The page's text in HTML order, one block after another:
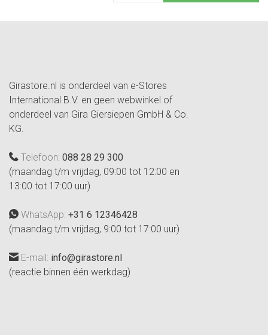
Girastore.nl is onderdeel van e-Stores
International B.V. en geen webwinkel of
onderdeel van Gira Giersiepen GmbH & Co.
KG.
Telefoon: 088 28 29 300
(maandag t/m vrijdag, 09:00 tot 12:00 en
13:00 tot 17:00 uur)
WhatsApp: +31 6 12346428
(maandag t/m vrijdag, 9:00 tot 17:00 uur)
E-mail: info@girastore.nl
(reactie binnen één werkdag)